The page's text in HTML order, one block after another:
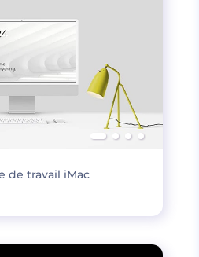
de travail iMac